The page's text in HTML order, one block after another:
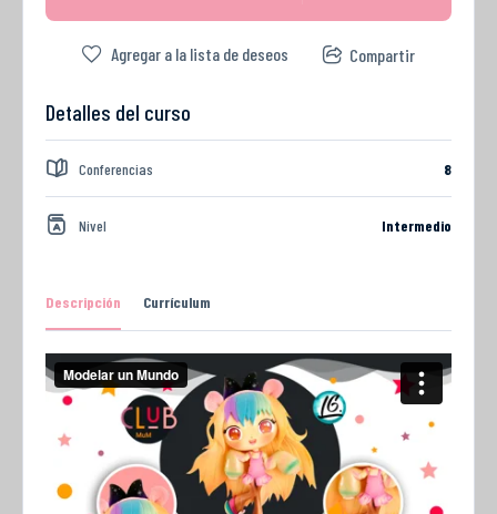
Descripción Currículum
Agregar a la lista de deseos Compartir
Detalles del curso
Conferencias 8
Nivel Intermedio